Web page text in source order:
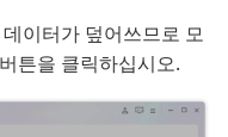
이터가 덮어쓰므로 모
튼을 클릭하십시오.